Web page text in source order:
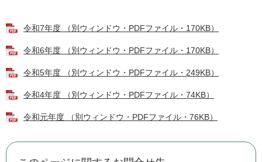
令和7年度 （別ウィンドウ・PDFファイル・170KB）
令和6年度 （別ウィンドウ・PDFファイル・170KB）
令和5年度 （別ウィンドウ・PDFファイル・249KB）
令和4年度 （別ウィンドウ・PDFファイル・74KB）
令和元年度 （別ウィンドウ・PDFファイル・76KB）